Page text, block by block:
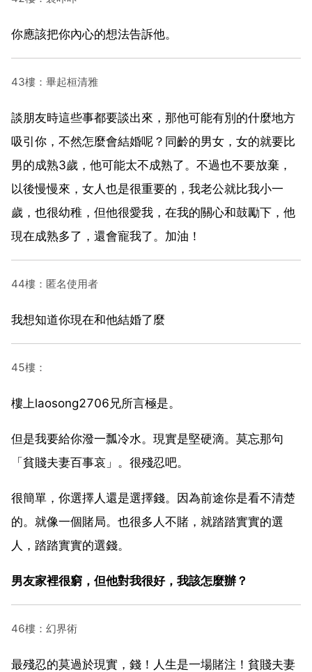
你應該把你內心的想法告訴他。
43樓：畢起桓清雅
談朋友時這些事都要談出來，那他可能有別的什麼地方
吸引你，不然怎麼會結婚呢？同齡的男女，女的就要比
男的成熟3歲，他可能太不成熟了。不過也不要放棄，
以後慢慢來，女人也是很重要的，我老公就比我小一
歲，也很幼稚，但他很愛我，在我的關心和鼓勵下，他
現在成熟多了，還會寵我了。加油！
44樓：匿名使用者
我想知道你現在和他結婚了麼
45樓：
樓上laosong2706兄所言極是。
但是我要給你潑一瓢冷水。現實是堅硬滴。莫忘那句
「貧賤夫妻百事哀」。很殘忍吧。
很簡單，你選擇人還是選擇錢。因為前途你是看不清楚
的。就像一個賭局。也很多人不賭，就踏踏實實的選
人，踏踏實實的選錢。
男友家裡很窮，但他對我很好，我該怎麼辦？
46樓：幻界術
最殘忍的莫過於現實，錢！人生是一場賭注！貧賤夫妻